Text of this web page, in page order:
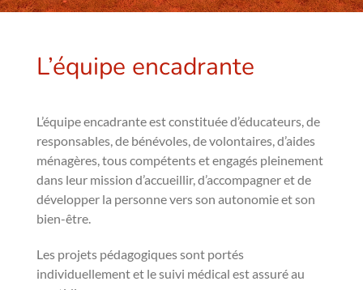
L’équipe encadrante
L’équipe encadrante est constituée d’éducateurs, de
responsables, de bénévoles, de volontaires, d’aides
ménagères, tous compétents et engagés pleinement
dans leur mission d’accueillir, d’accompagner et de
développer la personne vers son autonomie et son
bien-être.
Les projets pédagogiques sont portés
individuellement et le suivi médical est assuré au